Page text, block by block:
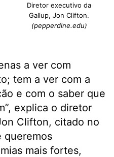
Diretor executivo da
Gallup, Jon Clifton.
(pepperdine.edu)
a ver com
tem a ver com a
e com o saber que
explica o diretor
Clifton, citado no
queremos
mais fortes,